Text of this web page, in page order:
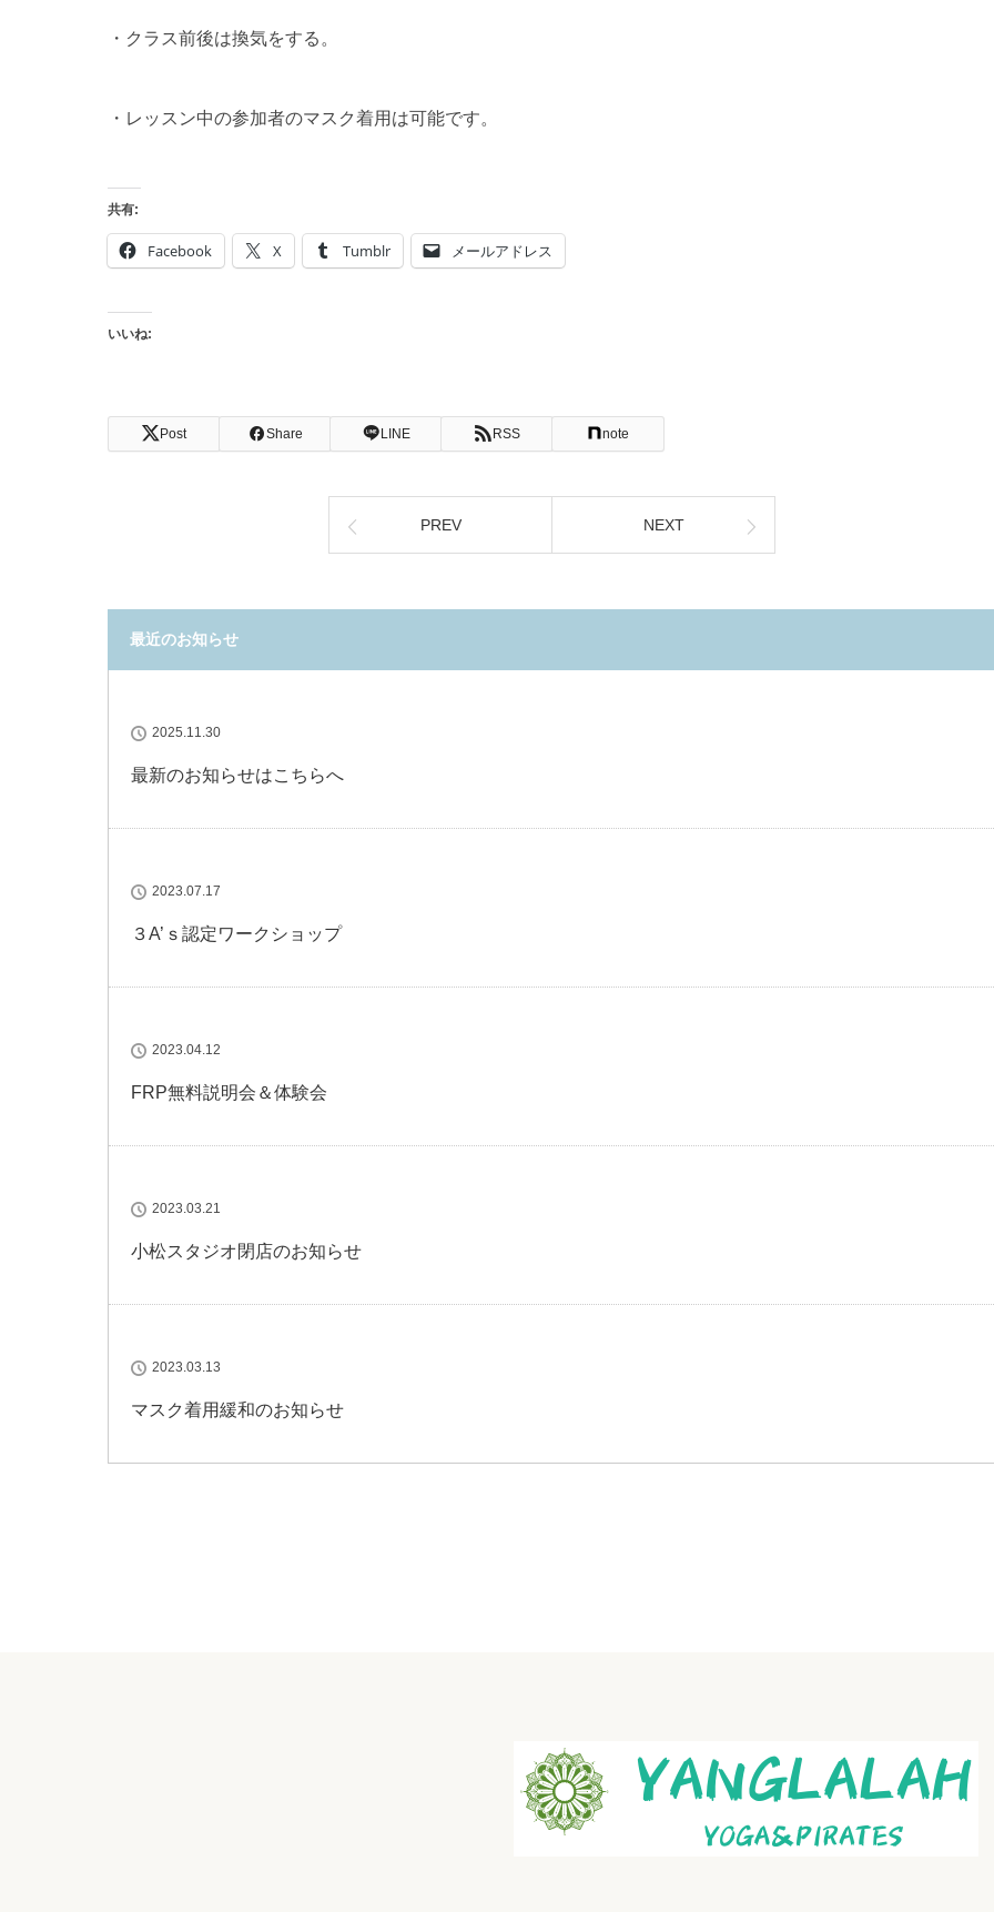
・クラス前後は換気をする。
・レッスン中の参加者のマスク着用は可能です。
共有:
Facebook X Tumblr メールアドレス
いいね:
Post Share LINE RSS note
PREV NEXT
最近のお知らせ
2025.11.30
最新のお知らせはこちらへ
2023.07.17
３A’ｓ認定ワークショップ
2023.04.12
FRP無料説明会＆体験会
2023.03.21
小松スタジオ閉店のお知らせ
2023.03.13
マスク着用緩和のお知らせ